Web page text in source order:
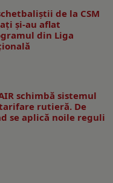
de la CSM
și-au aflat
din Liga
schimbă sistemul
rutieră. De
se aplică noile reguli